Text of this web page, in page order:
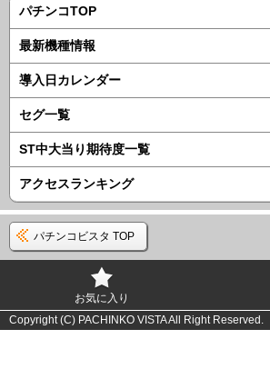
パチンコTOP
最新機種情報
導入日カレンダー
セグ一覧
ST中大当り期待度一覧
アクセスランキング
パチンコビスタ TOP
お気に入り
Copyright (C) PACHINKO VISTA All Right Reserved.